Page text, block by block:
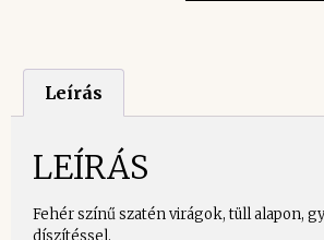
Leírás
LEÍRÁS
Fehér színű szatén virágok, tüll alapon,
díszítéssel.